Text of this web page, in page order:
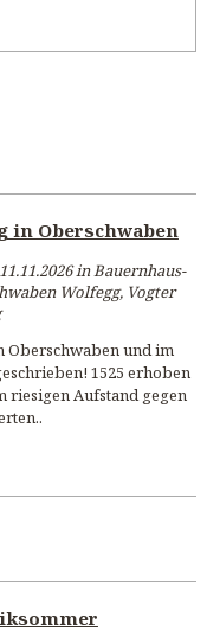
in Oberschwaben
in Bauernhaus-
Wolfegg, Vogter
Oberschwaben und im
1525 erhoben
riesigen Aufstand gegen